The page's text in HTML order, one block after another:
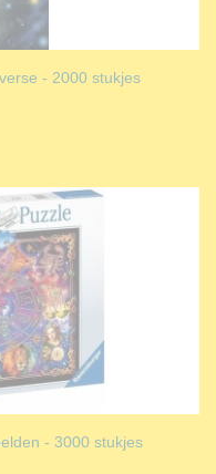
- 2000 stukjes
- 3000 stukjes